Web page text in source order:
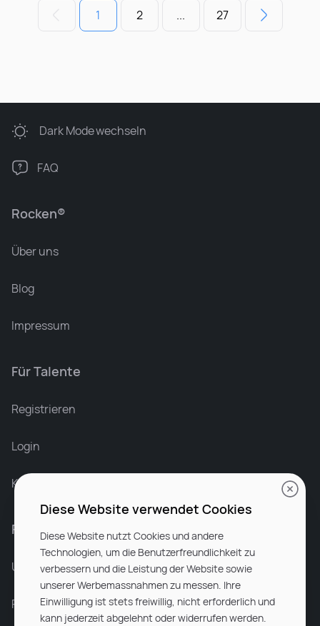
1 2 ... 27
Rocken®
Über uns
Blog
Impressum
Für Talente
Registrieren
Login
Karriere bei Rocken
Für Unternehmen
Unsere Dienstleistungen
Partnerunternehmen
Dark Modewechseln
FAQ
Diese Website verwendet Cookies
Diese Website nutzt Cookies und andere
Technologien, um die Benutzerfreundlichkeit zu
verbessern und die Leistung der Website sowie
unserer Werbemassnahmen zu messen. Ihre
Einwilligung ist stets freiwillig, nicht erforderlich und
kann jederzeit abgelehnt oder widerrufen werden.